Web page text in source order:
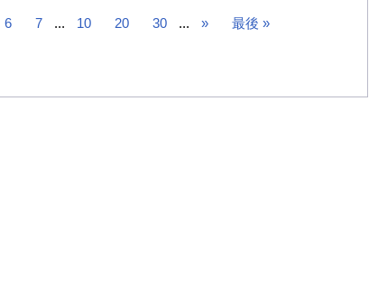
6 7 ... 10 20 30 ... » 最後 »